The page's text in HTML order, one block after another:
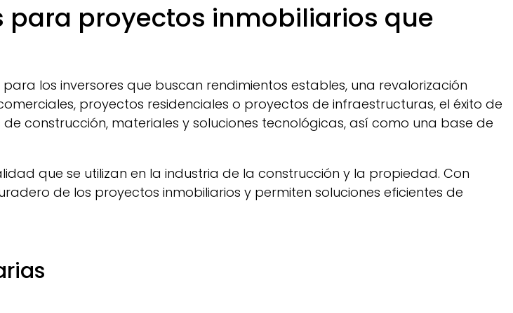
proyectos inmobiliarios que
los inversores que buscan rendimientos estables, una revalorización
proyectos residenciales o proyectos de infraestructuras, el éxito de
construcción, materiales y soluciones tecnológicas, así como una base de
que se utilizan en la industria de la construcción y la propiedad. Con
de los proyectos inmobiliarios y permiten soluciones eficientes de